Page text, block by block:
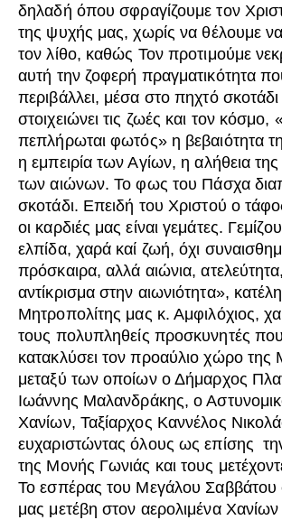
δηλαδή όπου σφραγίζουμε τον
της ψυχής μας, χωρίς να θέλουμε
τον λίθο, καθώς Τον προτιμούμε
αυτή την ζοφερή πραγματικότητα
περιβάλλει, μέσα στο πηχτό
στοιχειώνει τις ζωές και τον κόσμο,
πεπλήρωται φωτός» η βεβαιότητα
η εμπειρία των Αγίων, η αλήθεια της
των αιώνων. Το φως του Πάσχα
σκοτάδι. Επειδή του Χριστού ο
οι καρδιές μας είναι γεμάτες.
ελπίδα, χαρά καί ζωή, όχι
πρόσκαιρα, αλλά αιώνια,
αντίκρισμα στην αιωνιότητα»,
Μητροπολίτης μας κ. Αμφιλόχιος,
τους πολυπληθείς προσκυνητές
κατακλύσει τον προαύλιο χώρο
μεταξύ των οποίων ο Δήμαρχος
Ιωάννης Μαλανδράκης, ο
Χανίων, Ταξίαρχος Καννέλος
ευχαριστώντας όλους ως επίσης
της Μονής Γωνιάς και τους
Το εσπέρας του Μεγάλου
μας μετέβη στον αερολιμένα